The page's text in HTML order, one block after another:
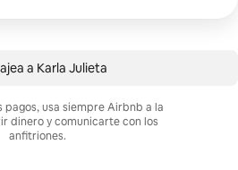
a Karla Julieta
pagos, usa siempre Airbnb a la
dinero y comunicarte con los
anfitriones.